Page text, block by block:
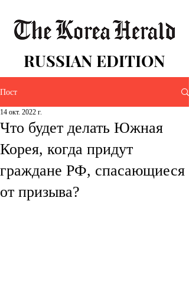
RUSSIAN EDITION
Пост
Что будет делать Южная
Корея, когда придут
граждане РФ, спасающиеся
от призыва?
14 окт. 2022 г.